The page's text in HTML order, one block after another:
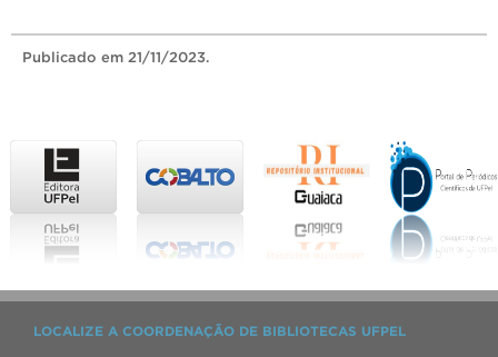
Publicado em 21/11/2023.
LOCALIZE A COORDENAÇÃO DE BIBLIOTECAS UFPEL